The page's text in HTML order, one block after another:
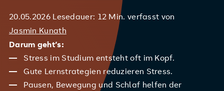
20.05.2026 Lesedauer: 12 Min. verfasst von
Jasmin Kunath
Darum geht’s:
Stress im Studium entsteht oft im Kopf.
Gute Lernstrategien reduzieren Stress.
Pausen, Bewegung und Schlaf helfen der